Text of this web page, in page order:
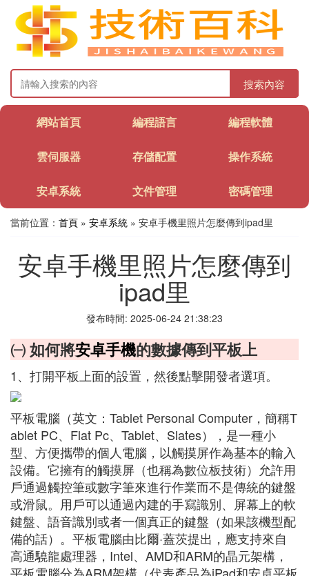
搜索內容
網站首頁 編程語言 編程軟體
雲伺服器 存儲配置 操作系統
安卓系統 文件管理 密碼管理
當前位置： 首頁 » 安卓系統 » 安卓手機里照片怎麼傳到ipad里
安卓手機里照片怎麼傳到
ipad里
發布時間: 2025-06-24 21:38:23
㈠ 如何將安卓手機的數據傳到平板上
1、打開平板上面的設置，然後點擊開發者選項。
平板電腦（英文：Tablet Personal Computer，簡稱T
ablet PC、Flat Pc、Tablet、Slates），是一種小
型、方便攜帶的個人電腦，以觸摸屏作為基本的輸入
設備。它擁有的觸摸屏（也稱為數位板技術）允許用
戶通過觸控筆或數字筆來進行作業而不是傳統的鍵盤
或滑鼠。用戶可以通過內建的手寫識別、屏幕上的軟
鍵盤、語音識別或者一個真正的鍵盤（如果該機型配
備的話）。平板電腦由比爾·蓋茨提出，應支持來自
高通驍龍處理器，Intel、AMD和ARM的晶元架構，